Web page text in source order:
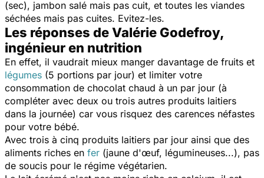
(sec), jambon salé mais pas cuit, et toutes les viandes
séchées mais pas cuites. Evitez-les.
Les réponses de Valérie Godefroy,
ingénieur en nutrition
En effet, il vaudrait mieux manger davantage de fruits et
légumes (5 portions par jour) et limiter votre
consommation de chocolat chaud à un par jour (à
compléter avec deux ou trois autres produits laitiers
dans la journée) car vous risquez des carences néfastes
pour votre bébé.
Avec trois à cinq produits laitiers par jour ainsi que des
aliments riches en fer (jaune d'œuf, légumineuses...), pas
de soucis pour le régime végétarien.